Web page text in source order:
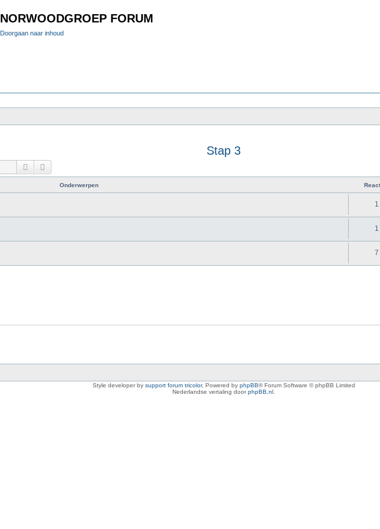
NORWOODGROEP FORUM
Doorgaan naar inhoud
Stap 3
Zoek
Onderwerpen
1
1
7
Style developer by support forum tricolor, Powered by phpBB® Forum Software © phpBB Limited
Nederlandse vertaling doorphpBB.nl